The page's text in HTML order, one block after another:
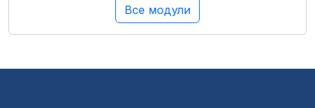
Все модули